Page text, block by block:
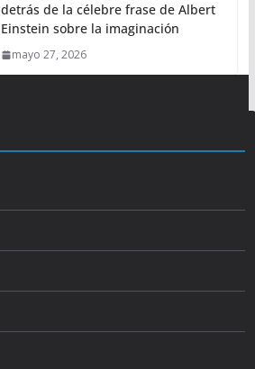
detrás de la célebre frase de Albert
Einstein sobre la imaginación
mayo 27, 2026